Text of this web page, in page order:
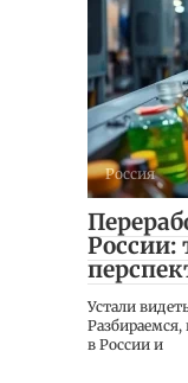
Россия
России:
Устали
Разбираемся,
в России и